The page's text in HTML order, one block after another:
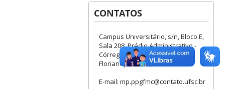
CONTATOS
Campus Universitário, s/n, Bloco E,
Sala 208, Prédio Administrativo -
Córrego Grande 88040-900
Florianópolis (SC)
E-mail: mp.ppgfmc@contato.ufsc.br